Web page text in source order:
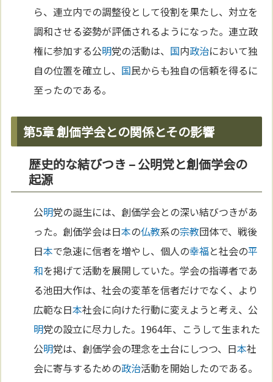
ら、連立内での調整役として役割を果たし、対立を
調和させる姿勢が評価されるようになった。連立政
権に参加する公明党の活動は、 国内政治において独
自の位置を確立し、 国民からも独自の信頼を得るに
至ったのである。
第5章 創価学会との関係とその影響
歴史的な結びつき – 公明党と創価学会の
起源
公明党の誕生には、創価学会との深い結びつきがあ
った。創価学会は日本の仏教系の宗教団体で、戦後
日本で急速に信者を増やし、個人の幸福と社会の平
和を掲げて活動を展開していた。学会の指導者であ
る池田大作は、社会の変革を信者だけでなく、より
広範な日本社会に向けた行動に変えようと考え、公
明党の設立に尽力した。1964年、こうして生まれた
公明党は、創価学会の理念を土台にしつつ、日本社
会に寄与するための政治活動を開始したのである。